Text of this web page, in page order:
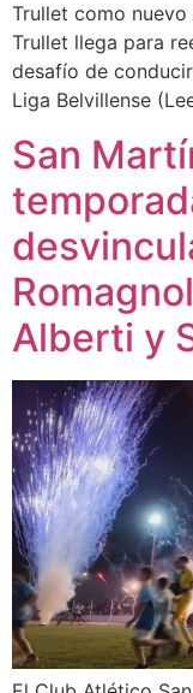
Trullet como
Trullet llega para
desafío de
Liga Belvillense
San
Alberti y